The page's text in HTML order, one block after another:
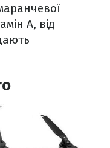
А, від